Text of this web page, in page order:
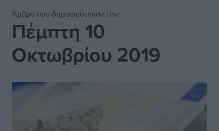
Άρθρα που δημοσιεύτηκαν την:
Πέμπτη 10
Οκτωβρίου 2019